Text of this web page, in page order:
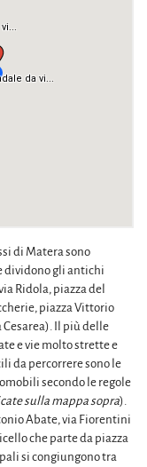
di Matera sono
dividono gli antichi
Ridola, piazza del
piazza Vittorio
Cesarea). Il più delle
e vie molto strette e
da percorrere sono le
secondo le regole
sulla mappa sopra).
Abate, via Fiorentini
che parte da piazza
si congiungono tra